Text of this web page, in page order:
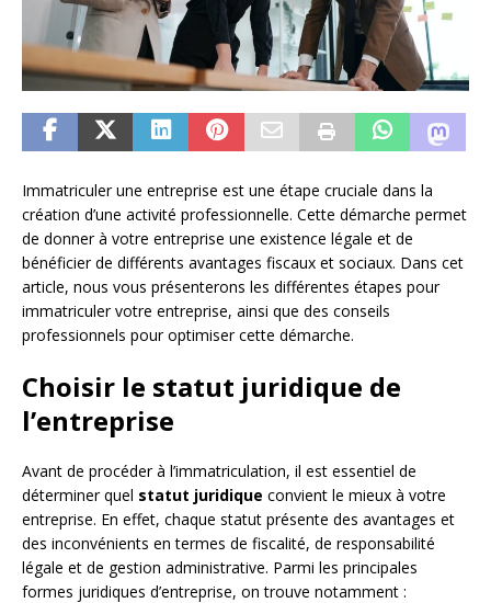
Immatriculer une entreprise est une étape cruciale dans la
création d’une activité professionnelle. Cette démarche permet
de donner à votre entreprise une existence légale et de
bénéficier de différents avantages fiscaux et sociaux. Dans cet
article, nous vous présenterons les différentes étapes pour
immatriculer votre entreprise, ainsi que des conseils
professionnels pour optimiser cette démarche.
Choisir le statut juridique de
l’entreprise
Avant de procéder à l’immatriculation, il est essentiel de
déterminer quel statut juridique convient le mieux à votre
entreprise. En effet, chaque statut présente des avantages et
des inconvénients en termes de fiscalité, de responsabilité
légale et de gestion administrative. Parmi les principales
formes juridiques d’entreprise, on trouve notamment :